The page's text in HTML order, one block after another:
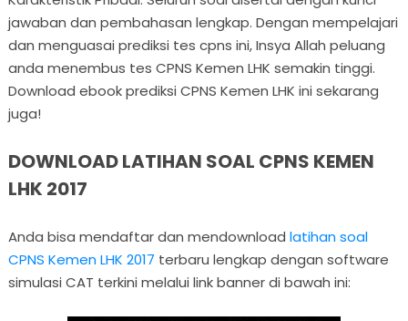
jawaban dan pembahasan lengkap. Dengan mempelajari
dan menguasai prediksi tes cpns ini, Insya Allah peluang
anda menembus tes CPNS Kemen LHK semakin tinggi.
Download ebook prediksi CPNS Kemen LHK ini sekarang
juga!
DOWNLOAD LATIHAN SOAL CPNS KEMEN
LHK 2017
Anda bisa mendaftar dan mendownload latihan soal
CPNS Kemen LHK 2017 terbaru lengkap dengan software
simulasi CAT terkini melalui link banner di bawah ini: